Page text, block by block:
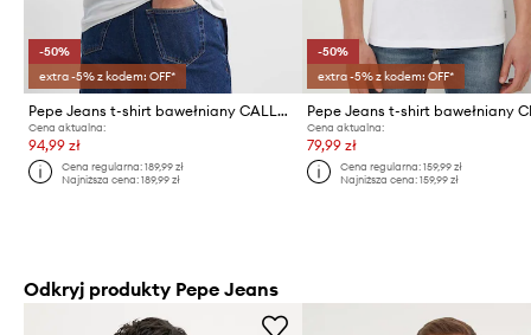
-50%
extra -5% z kodem: OFF*
Pepe Jeans t-shirt bawełniany CALLUM
Cena aktualna:
94,99 zł
Cena regularna:189,99 zł
Najniższa cena:189,99 zł
-50%
extra -5% z kodem: OFF*
Pepe Jeans t-shirt bawełniany
Cena aktualna:
79,99 zł
Cena regularna: 159,99 zł
Najniższa cena: 159,99 zł
Odkryj produkty Pepe Jeans